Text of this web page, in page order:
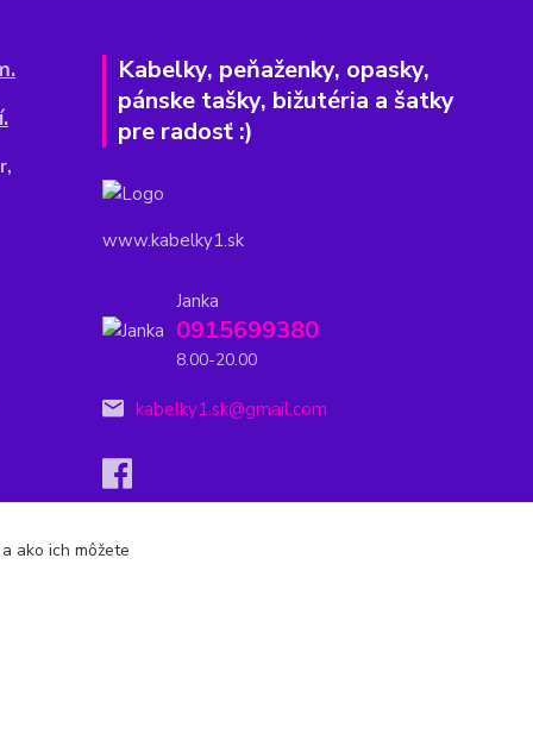
Kabelky, peňaženky, opasky,
pánske tašky, bižutéria a šatky
pre radosť :)
www.kabelky1.sk
Janka
0915699380
8.00-20.00
kabelky1.sk@gmail.com
ako ich môžete